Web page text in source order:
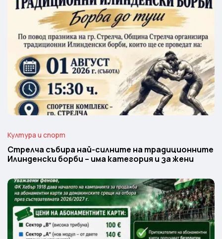
Култура и спорт
Стрелча събира най-силните на традиционните
Илинденски борби – има категория и за жени